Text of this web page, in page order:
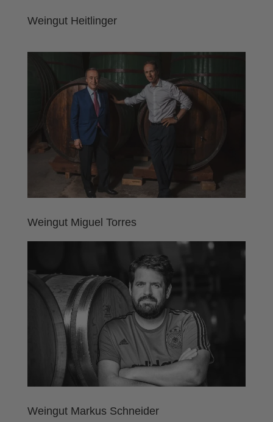
Weingut Heitlinger
Weingut Miguel Torres
Weingut Markus Schneider